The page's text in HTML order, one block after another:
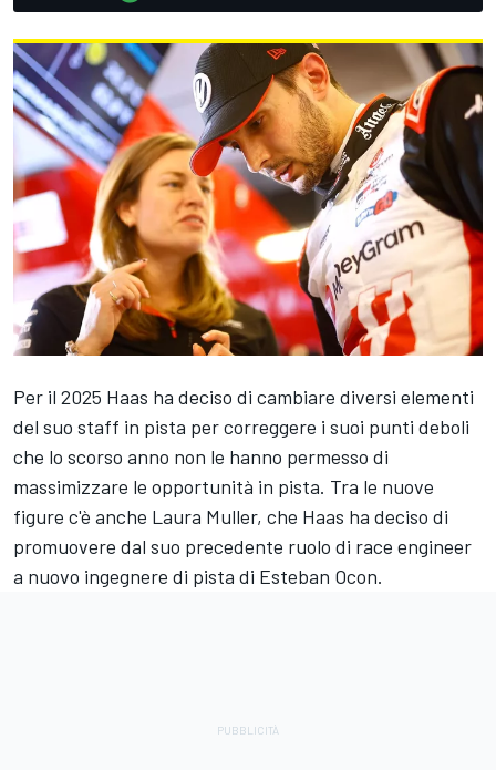
Per il 2025 Haas ha deciso di cambiare diversi elementi
del suo staff in pista per correggere i suoi punti deboli
che lo scorso anno non le hanno permesso di
massimizzare le opportunità in pista. Tra le nuove
figure c'è anche Laura Muller, che Haas ha deciso di
promuovere dal suo precedente ruolo di race engineer
a nuovo ingegnere di pista di Esteban Ocon.